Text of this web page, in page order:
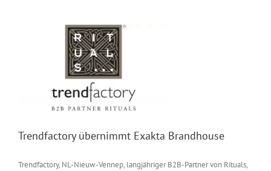
Trendfactory übernimmt Exakta Brandhouse
Trendfactory, NL-Nieuw-Vennep, langjähriger B2B-Partner von Rituals,